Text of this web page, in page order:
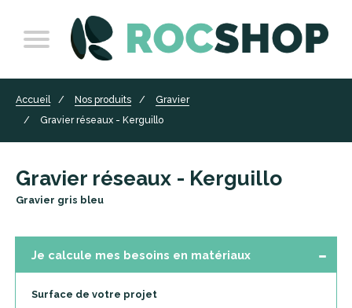
Accueil Nos produits
Gravier
Gravier réseaux - Kerguillo
Gravier réseaux - Kerguillo
Gravier gris bleu
Je calcule mes besoins en matériaux
Surface de votre projet